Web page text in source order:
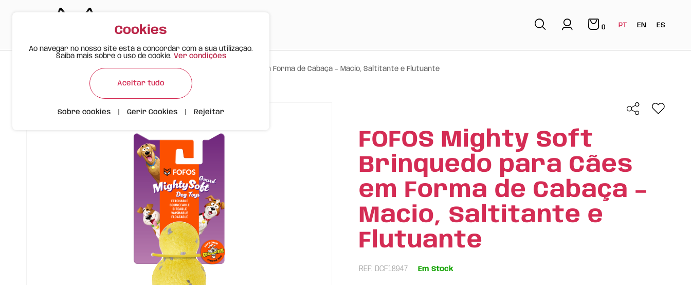
0 PT EN ES
Produtos > > FOFOS Mighty Soft Brinquedo para Cães em Forma de Cabaça – Macio, Saltitante e Flutuante
FOFOS Mighty Soft
Brinquedo para Cães
em Forma de Cabaça –
Macio, Saltitante e
Flutuante
REF: DCF18947 Em Stock
Cookies
Ao navegar no nosso site está a concordar com a sua utilização.
Saiba mais sobre o uso de cookie. Ver condições
Aceitar tudo
Sobre cookies Gerir Cookies Rejeitar